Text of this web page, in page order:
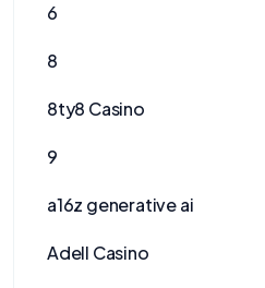
6
8
8ty8 Casino
9
a16z generative ai
Adell Casino